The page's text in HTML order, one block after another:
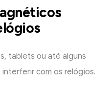
tablets ou até alguns
com os relógios.